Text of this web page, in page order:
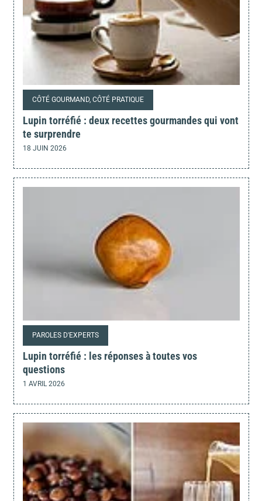
CÔTÉ GOURMAND, CÔTÉ PRATIQUE
Lupin torréfié : deux recettes gourmandes qui vont
te surprendre
18 JUIN 2026
PAROLES D'EXPERTS
Lupin torréfié : les réponses à toutes vos
questions
1 AVRIL 2026